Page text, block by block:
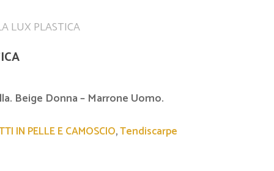
LUX PLASTICA
Beige Donna – Marrone Uomo.
IN PELLE E CAMOSCIO,Tendiscarpe